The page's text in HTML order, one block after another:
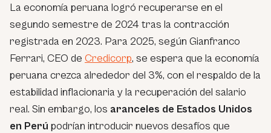
La economía peruana logró recuperarse en el
segundo semestre de 2024 tras la contracción
registrada en 2023. Para 2025, según Gianfranco
Ferrari, CEO de Credicorp, se espera que la economía
peruana crezca alrededor del 3%, con el respaldo de la
estabilidad inflacionaria y la recuperación del salario
real. Sin embargo, los aranceles de Estados Unidos
en Perú podrían introducir nuevos desafíos que